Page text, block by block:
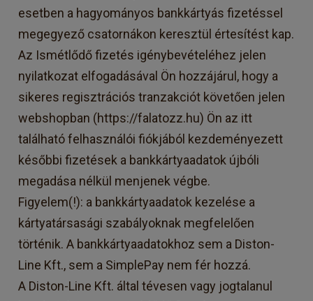
esetben a hagyományos bankkártyás fizetéssel
megegyező csatornákon keresztül értesítést kap.
Az Ismétlődő fizetés igénybevételéhez jelen
nyilatkozat elfogadásával Ön hozzájárul, hogy a
sikeres regisztrációs tranzakciót követően jelen
webshopban (https://falatozz.hu) Ön az itt
található felhasználói fiókjából kezdeményezett
későbbi fizetések a bankkártyaadatok újbóli
megadása nélkül menjenek végbe.
Figyelem(!): a bankkártyaadatok kezelése a
kártyatársasági szabályoknak megfelelően
történik. A bankkártyaadatokhoz sem a Diston-
Line Kft., sem a SimplePay nem fér hozzá.
A Diston-Line Kft. által tévesen vagy jogtalanul